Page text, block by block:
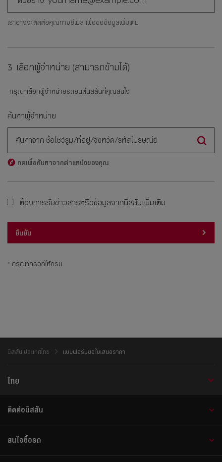
เราอาจจะติดต่อคุณทางอีเมล เพื่อขอข้อมูลเพิ่มเติม
3. เลือกผู้จำหน่าย (สามารถข้ามได้)
กรุณาเลือกผู้จำหน่ายรถยนต์นิสสันที่คุณสนใจ
ค้นหาจาก ชื่อโชว์รูม/ที่อยู่/จังหวัด/รหัสไปรษณีย์
ค้นหาผู้จำหน่าย
กดเพื่อค้นหาจากตำแหน่งของคุณ
ต้องการรับข่าวสารหรือข้อมูลจากนิสสันเพิ่มเติม
ยืนยัน
* กรุณากรอกให้ครบ
นิสสัน ประเทศไทย แบบฟอร์มขอใบเสนอราคา
ไทย
ติดต่อนิสสัน
สนใจซื้อรถ